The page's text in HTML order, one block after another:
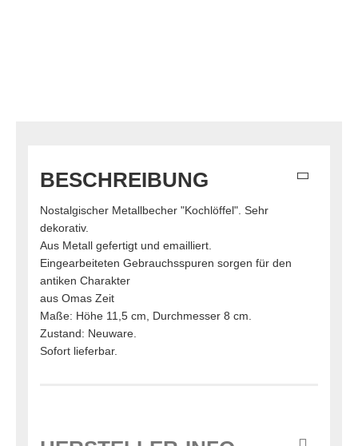
BESCHREIBUNG
Nostalgischer Metallbecher "Kochlöffel". Sehr
dekorativ.
Aus Metall gefertigt und emailliert.
Eingearbeiteten Gebrauchsspuren sorgen für den
antiken Charakter
aus Omas Zeit
Maße: Höhe 11,5 cm, Durchmesser 8 cm.
Zustand: Neuware.
Sofort lieferbar.